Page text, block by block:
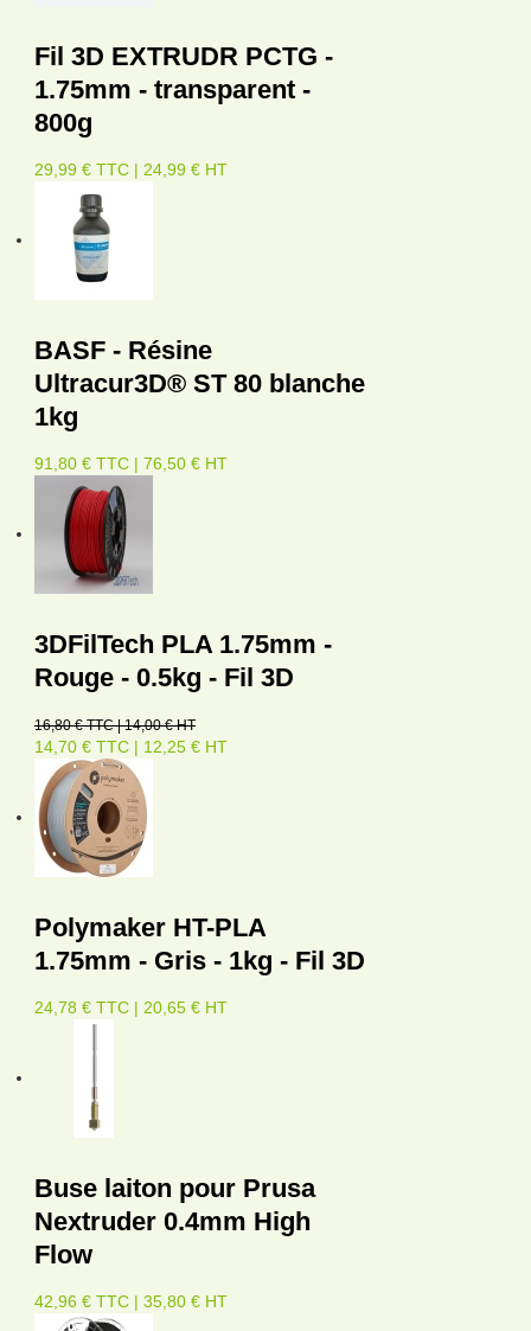
Fil 3D EXTRUDR PCTG -
1.75mm - transparent -
800g
29,99 € TTC | 24,99 € HT
BASF - Résine
Ultracur3D® ST 80 blanche
1kg
91,80 € TTC | 76,50 € HT
3DFilTech PLA 1.75mm -
Rouge - 0.5kg - Fil 3D
16,80 € TTC | 14,00 € HT
14,70 € TTC | 12,25 € HT
Polymaker HT-PLA
1.75mm - Gris - 1kg - Fil 3D
24,78 € TTC | 20,65 € HT
Buse laiton pour Prusa
Nextruder 0.4mm High
Flow
42,96 € TTC | 35,80 € HT